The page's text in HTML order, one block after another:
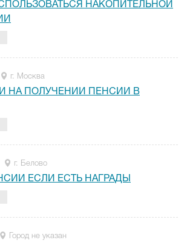
НАКОПИТЕЛЬНОЙ
г. Москва
НА ПОЛУЧЕНИИ ПЕНСИИ В
г. Белово
ЕСЛИ ЕСТЬ НАГРАДЫ
Город не указан